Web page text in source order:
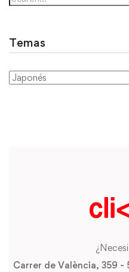
Temas
Carrer de València, 359